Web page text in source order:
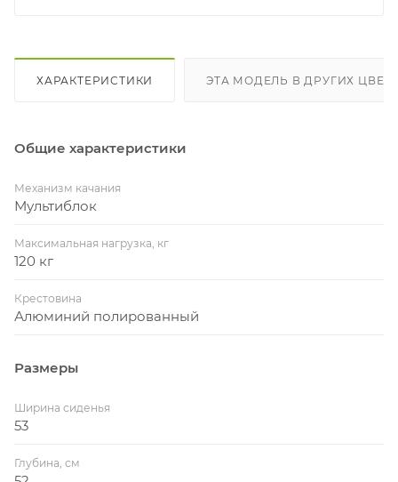
ХАРАКТЕРИСТИКИ ЭТА МОДЕЛЬ В ДРУГИХ
Общие характеристики
Механизм качания
Мультиблок
Максимальная нагрузка, кг
120 кг
Крестовина
Алюминий полированный
Размеры
Ширина сиденья
53
Глубина, см